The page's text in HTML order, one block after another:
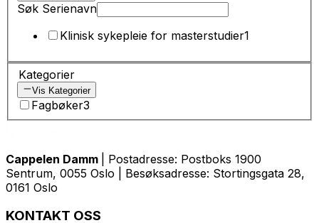
Søk Serienavn
Klinisk sykepleie for masterstudier1
Kategorier
Vis Kategorier
Fagbøker3
Cappelen Damm
| Postadresse: Postboks 1900
Sentrum, 0055 Oslo | Besøksadresse: Stortingsgata 28,
0161 Oslo
KONTAKT OSS